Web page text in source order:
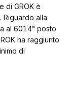
di GROK è
Riguardo alla
al 6014° posto
ha raggiunto
di